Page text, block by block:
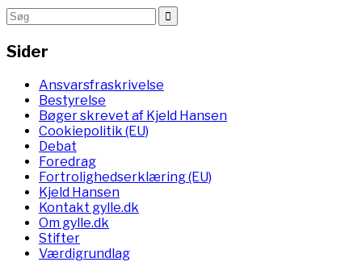
Sider
Ansvarsfraskrivelse
Bestyrelse
Bøger skrevet af Kjeld Hansen
Cookiepolitik (EU)
Debat
Foredrag
Fortrolighedserklæring (EU)
Kjeld Hansen
Kontakt gylle.dk
Om gylle.dk
Stifter
Værdigrundlag